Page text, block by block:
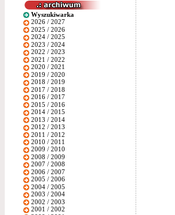
Wyszukiwarka
2026 / 2027
2025 / 2026
2024 / 2025
2023 / 2024
2022 / 2023
2021 / 2022
2020 / 2021
2019 / 2020
2018 / 2019
2017 / 2018
2016 / 2017
2015 / 2016
2014 / 2015
2013 / 2014
2012 / 2013
2011 / 2012
2010 / 2011
2009 / 2010
2008 / 2009
2007 / 2008
2006 / 2007
2005 / 2006
2004 / 2005
2003 / 2004
2002 / 2003
2001 / 2002